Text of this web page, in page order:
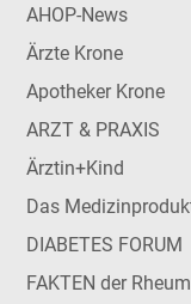
AHOP-News
Ärzte Krone
Apotheker Krone
ARZT & PRAXIS
Ärztin+Kind
Das
DIABETES FORUM
FAKTEN der